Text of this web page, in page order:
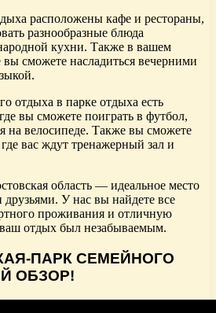
расположены кафе и рестораны,
разнообразные блюда
кухни. Также в вашем
сможете насладиться вечерними
отдыха в парке отдыха есть
вы сможете поиграть в футбол,
на велосипеде. Также вы сможете
вас ждут тренажерный зал и
область — идеальное место
друзьями. У нас вы найдете все
проживания и отличную
отдых был незабываемым.
ПАРК СЕМЕЙНОГО
ОБЗОР!